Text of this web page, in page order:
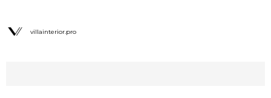
villainterior.pro